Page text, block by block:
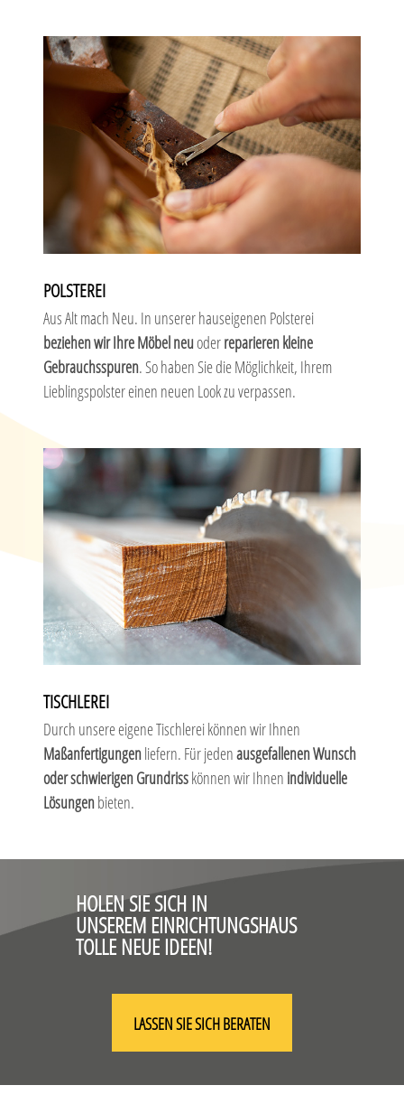
POLSTEREI
Aus Alt mach Neu. In unserer hauseigenen Polsterei
beziehen wir Ihre Möbel neuoderreparieren kleine
Gebrauchsspuren. So haben Sie die Möglichkeit, Ihrem
Lieblingspolster einen neuen Look zu verpassen.
TISCHLEREI
Durch unsere eigene Tischlerei können wir Ihnen
Maßanfertigungenliefern. Für jedenausgefallenen Wunsch
oder schwierigen Grundrisskönnen wir Ihnen individuelle
Lösungenbieten.
HOLEN SIE SICH IN
UNSEREM EINRICHTUNGSHAUS
TOLLE NEUE IDEEN!
LASSEN SIE SICH BERATEN